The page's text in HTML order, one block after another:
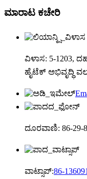
ಮಾರಾಟ ಕಚೇರಿ
ವಿಳಾಸ: 5-1203,
ಹೈಟೆಕ್ ಅಭಿವೃದ್ಧಿ
ದೂರವಾಣಿ: 86-29-
ವಾಟ್ಸಾಪ್:86-